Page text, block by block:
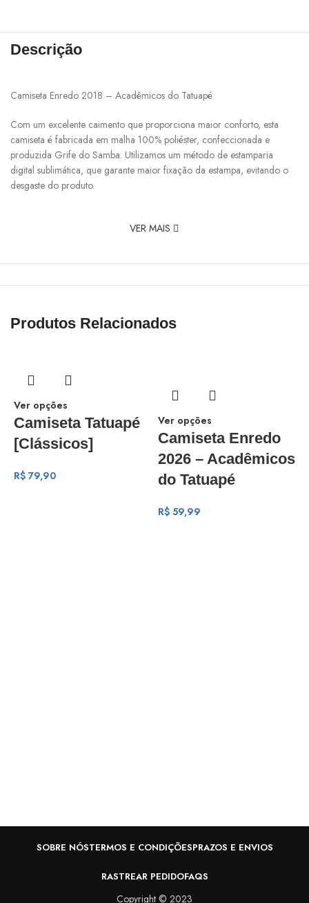
Descrição
Camiseta Enredo 2018 – Acadêmicos do Tatuapé
Com um excelente caimento que proporciona maior conforto, esta
camiseta é fabricada em malha 100% poliéster, confeccionada e
produzida Grife do Samba. Utilizamos um método de estamparia
digital sublimática, que garante maior fixação da estampa, evitando o
desgaste do produto.
VER MAIS
Produtos Relacionados
Ver opções
Camiseta Tatuapé
[Clássicos]
R$ 79,90
Ver opções
Camiseta Enredo
2026 – Acadêmicos
do Tatuapé
R$59,99
SOBRE NÓSTERMOS E CONDIÇÕESPRAZOS E ENVIOS
RASTREAR PEDIDOFAQS
Copyright © 2023